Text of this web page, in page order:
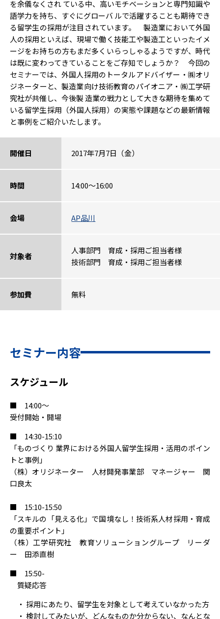
を余儀なくされ ている中、高いモチベーションと専門知識や
語学力を持ち、すぐにグローバ ルで活躍することも期待でき
る留学生の採用が注目されています。 製造業において外国
人の採用といえば、現場で働く技能工や製造工といったイメ
ージをお持ちの方もまだ多くいらっしゃるようですが、時代
は既に変わってきていることをご存知でしょうか？ 今回の
セミナーでは、外国人採用のトータルアドバイザー・㈱オリ
ジネーターと、製造業向け技術教育のパイオニア・㈱工学研
究社が共催し、今後製 造業の戦力として大きな期待を集めて
いる留学生採用（外国人採用）の実態や課題などの最新情報
と事例をご紹介いたします。
開催日 2017年7月7日（金）
時間 14:00～16:00
会場 AP品川
対象者
人事部門 育成・採用ご担当者様
技術部門 育成・採用ご担当者様
参加費 無料
セミナー内容
スケジュール
■ 14:00～
受付開始・開場
■ 14:30-15:10
「ものづくり 業界における外国人留学生採用・活用のポイン
トと事例」
（株）オリジネーター 人材開発事業部 マネージャー 関
口良太
■ 15:10-15:50
「スキルの「見える化」で国境なし！技術系人材採用・育成
の重要ポイント」
（株）工学研究社 教育ソリューショングループ リーダ
ー 田添直樹
■ 15:50-
質疑応答
・ 採用にあたり、留学生を対象として考えていなかった方
・ 検討してみたいが、どんなものか分からない、なんとな